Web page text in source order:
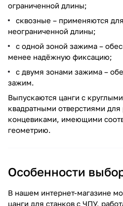
ограниченной длины;
сквозные – применяются
неограниченной длины;
с одной зоной зажима –
менее надёжную фиксацию;
с двумя зонами зажима –
зажим.
Выпускаются цанги с
квадратными отверстиями для
концевиками, имеющими
геометрию.
Особенности
В нашем интернет-магазине
цанги для станков с ЧПУ,